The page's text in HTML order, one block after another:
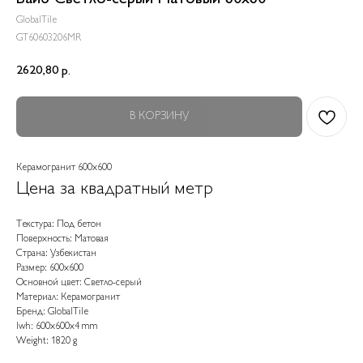
GlobalTile
GT60603206MR
2620,80 р.
В КОРЗИНУ
Керамогранит 600x600
Цена за квадратный метр
Текстура: Под бетон
Поверхность: Матовая
Страна: Узбекистан
Размер: 600x600
Основной цвет: Светло-серый
Материал: Керамогранит
Бренд: GlobalTile
lwh: 600x600x4 mm
Weight: 1820 g